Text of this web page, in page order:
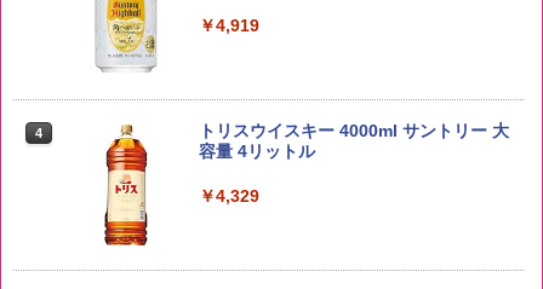
米 5kg
￥4,919
4
トリスウイスキー 4000ml サントリー 大
容量 4リットル
￥4,329